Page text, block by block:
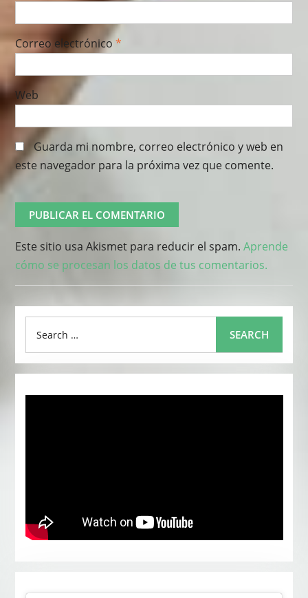
Correo electrónico *
Web
Guarda mi nombre, correo electrónico y web en
este navegador para la próxima vez que comente.
Este sitio usa Akismet para reducir el spam. Aprende
cómo se procesan los datos de tus comentarios.
for:
SEARCH